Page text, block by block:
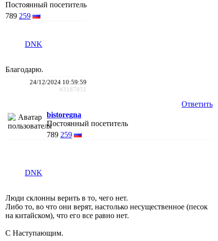
Постоянный посетитель
789 259
DNK
Благодарю.
24/12/2024 10:59:59
#3187851
Ответить
bistoregna
Постоянный посетитель
789 259
DNK
Люди склонны верить в то, чего нет.
Либо то, во что они верят, настолько несущественное (песок
на китайском), что его все равно нет.
С Наступающим.